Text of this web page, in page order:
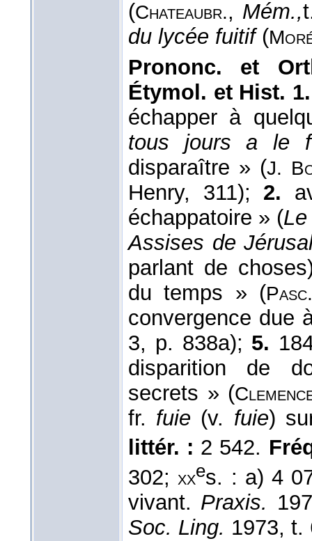
(Chateaubr., Mém.,
du lycée fuitif(
Prononc. et
Étymol. et Hist. 1.
échapper à
tous jours a le
disparaître » (J.
Henry, 311); 2.
échappatoire » (
Assises de
parlant de
du temps » (
convergence due
3, p. 838a); 5.
disparition de
secrets » (
fr. fuie (v. fuie)
littér. : 2 542.
302;xxes. : a) 4
vivant. Praxis.
Soc. Ling. 1973, t.